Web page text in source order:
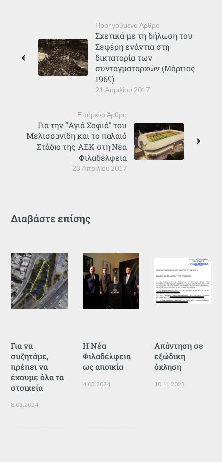
Προηγούμενο Άρθρο
21 Απριλίου 2017
Σχετικά με τη δήλωση του
Σεφέρη ενάντια στη
δικτατορία των
συνταγματαρχών (Μάρτιος
1969)
Επόμενο Άρθρο
23 Απριλίου 2017
Για την “Αγιά Σοφιά” του
Μελισσανίδη και το παλαιό
Στάδιο της ΑΕΚ στη Νέα
Φιλαδέλφεια
Διαβάστε επίσης
Για να
συζητάμε,
πρέπει να
έχουμε όλα τα
στοιχεία
8.03.2024
Η Νέα
Φιλαδέλφεια
ως αποικία
4.03.2024
Απάντηση σε
εξώδικη
όχληση
10.11.2023